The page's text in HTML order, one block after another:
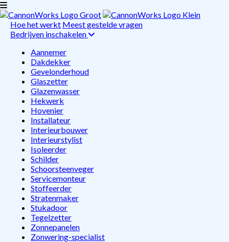
Hoe het werkt Meest gestelde vragen
Bedrijven inschakelen
Aannemer
Dakdekker
Gevelonderhoud
Glaszetter
Glazenwasser
Hekwerk
Hovenier
Installateur
Interieurbouwer
Interieurstylist
Isoleerder
Schilder
Schoorsteenveger
Servicemonteur
Stoffeerder
Stratenmaker
Stukadoor
Tegelzetter
Zonnepanelen
Zonwering-specialist